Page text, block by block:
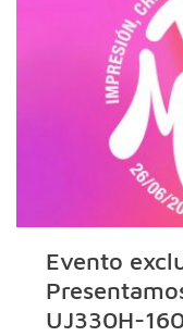
Evento
UJ330H-